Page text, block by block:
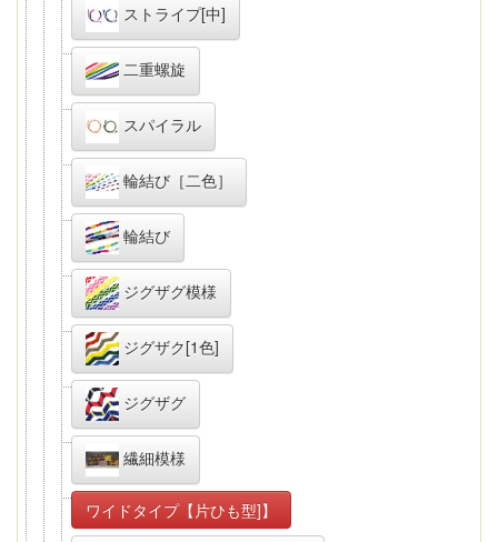
ストライプ[中]
二重螺旋
スパイラル
輪結び［二色］
輪結び
ジグザグ模様
ジグザク[1色]
ジグザグ
繊細模様
ワイドタイプ【片ひも型]】